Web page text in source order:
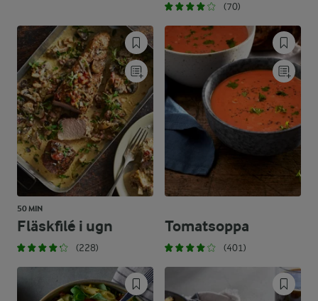
(70)
50 MIN
Fläskfilé i ugn
(228)
Tomatsoppa
(401)